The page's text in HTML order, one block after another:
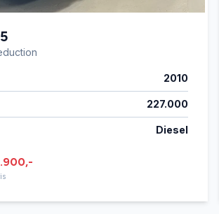
varme
centrallås
2010
227.000
Diesel